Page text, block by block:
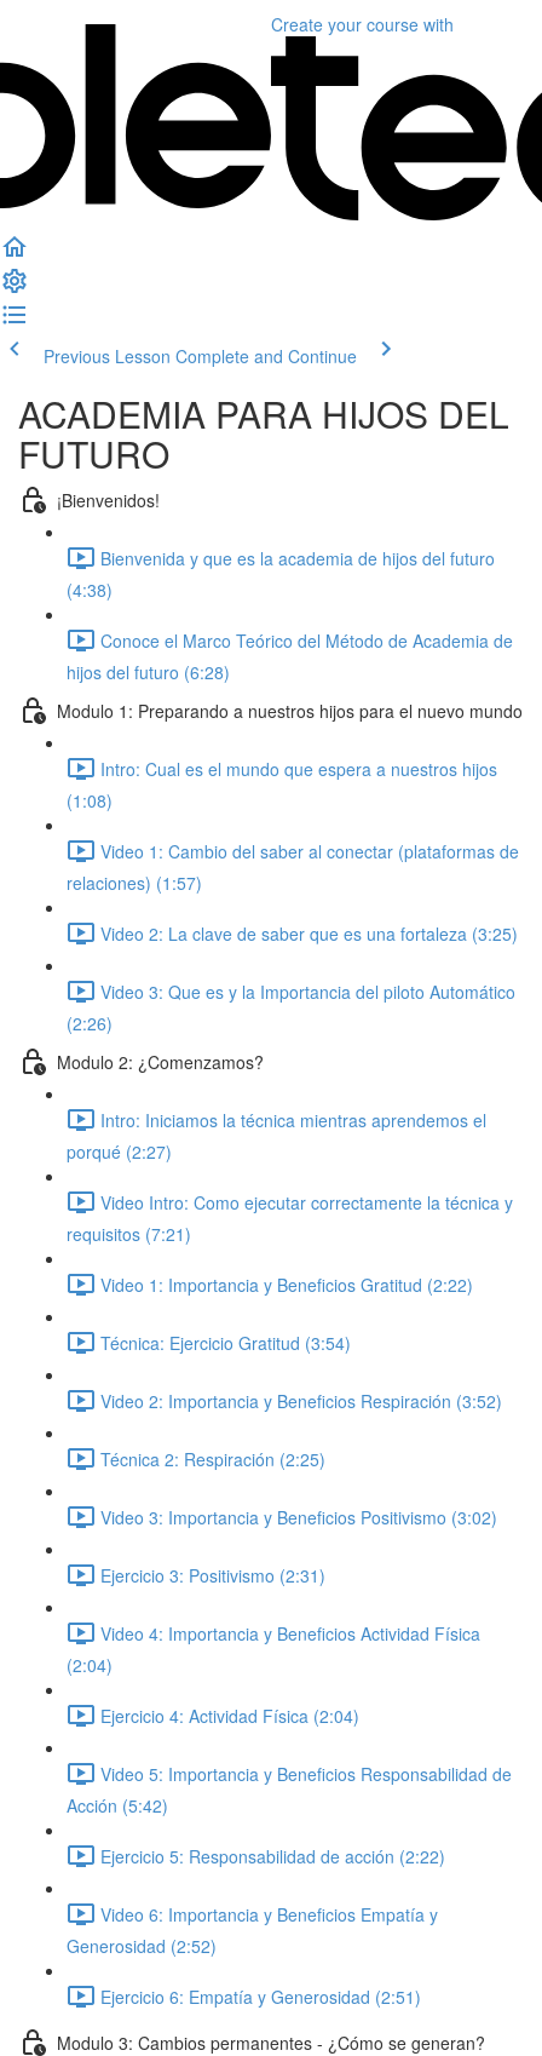
Create your course with
Previous Lesson Complete and Continue
ACADEMIA PARA HIJOS DEL
FUTURO
¡Bienvenidos!
Bienvenida y que es la academia de hijos del futuro
(4:38)
Conoce el Marco Teórico del Método de Academia de
hijos del futuro (6:28)
Modulo 1: Preparando a nuestros hijos para el nuevo mundo
Intro: Cual es el mundo que espera a nuestros hijos
(1:08)
Video 1: Cambio del saber al conectar (plataformas de
relaciones) (1:57)
Video 2: La clave de saber que es una fortaleza (3:25)
Video 3: Que es y la Importancia del piloto Automático
(2:26)
Modulo 2: ¿Comenzamos?
Intro: Iniciamos la técnica mientras aprendemos el
porqué (2:27)
Video Intro: Como ejecutar correctamente la técnica y
requisitos (7:21)
Video 1: Importancia y Beneficios Gratitud (2:22)
Técnica: Ejercicio Gratitud (3:54)
Video 2: Importancia y Beneficios Respiración (3:52)
Técnica 2: Respiración (2:25)
Video 3: Importancia y Beneficios Positivismo (3:02)
Ejercicio 3: Positivismo (2:31)
Video 4: Importancia y Beneficios Actividad Física
(2:04)
Ejercicio 4: Actividad Física (2:04)
Video 5: Importancia y Beneficios Responsabilidad de
Acción (5:42)
Ejercicio 5: Responsabilidad de acción (2:22)
Video 6: Importancia y Beneficios Empatía y
Generosidad (2:52)
Ejercicio 6: Empatía y Generosidad (2:51)
Modulo 3: Cambios permanentes - ¿Cómo se generan?